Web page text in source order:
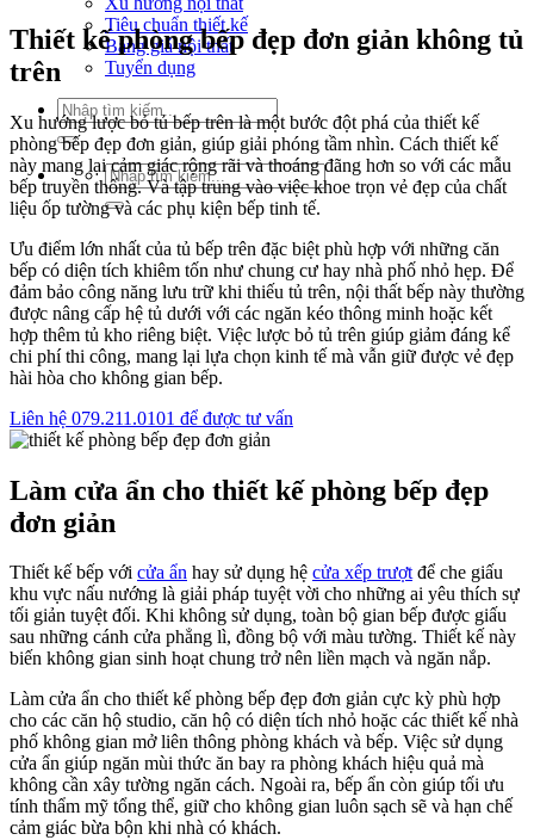
Tiêu chuẩn thiết kế
Bảng giá nội thất
Tuyển dụng
Tìm
kiếm:
Tìm
kiếm:
Thiết kế phòng bếp đẹp đơn giản không tủ
trên
Xu hướng lược bỏ tủ bếp trên là một bước đột phá của thiết kế
phòng bếp đẹp đơn giản, giúp giải phóng tầm nhìn. Cách thiết kế
này mang lại cảm giác rộng rãi và thoáng đãng hơn so với các mẫu
bếp truyền thống. Và tập trung vào việc khoe trọn vẻ đẹp của chất
liệu ốp tường và các phụ kiện bếp tinh tế.
Ưu điểm lớn nhất của tủ bếp trên đặc biệt phù hợp với những căn
bếp có diện tích khiêm tốn như chung cư hay nhà phố nhỏ hẹp. Để
đảm bảo công năng lưu trữ khi thiếu tủ trên, nội thất bếp này thường
được nâng cấp hệ tủ dưới với các ngăn kéo thông minh hoặc kết
hợp thêm tủ kho riêng biệt. Việc lược bỏ tủ trên giúp giảm đáng kể
chi phí thi công, mang lại lựa chọn kinh tế mà vẫn giữ được vẻ đẹp
hài hòa cho không gian bếp.
Liên hệ 079.211.0101 để được tư vấn
Làm cửa ẩn cho thiết kế phòng bếp đẹp
đơn giản​
Thiết kế bếp với cửa ẩn hay sử dụng hệ cửa xếp trượtđể che giấu
khu vực nấu nướng là giải pháp tuyệt vời cho những ai yêu thích sự
tối giản tuyệt đối. Khi không sử dụng, toàn bộ gian bếp được giấu
sau những cánh cửa phẳng lì, đồng bộ với màu tường. Thiết kế này
biến không gian sinh hoạt chung trở nên liền mạch và ngăn nắp.
Làm cửa ẩn cho thiết kế phòng bếp đẹp đơn giản cực kỳ phù hợp
cho các căn hộ studio, căn hộ có diện tích nhỏ hoặc các thiết kế nhà
phố không gian mở liên thông phòng khách và bếp. Việc sử dụng
cửa ẩn giúp ngăn mùi thức ăn bay ra phòng khách hiệu quả mà
không cần xây tường ngăn cách. Ngoài ra, bếp ẩn còn giúp tối ưu
tính thẩm mỹ tổng thể, giữ cho không gian luôn sạch sẽ và hạn chế
cảm giác bừa bộn khi nhà có khách.